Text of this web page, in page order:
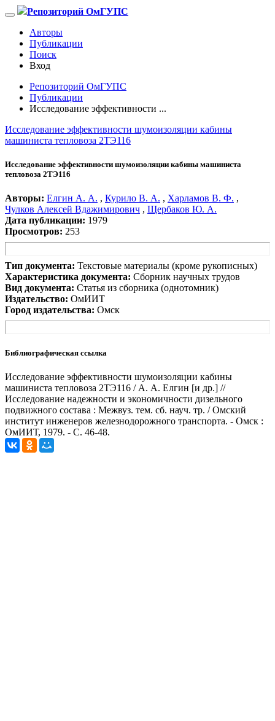
Репозиторий ОмГУПС
Авторы
Публикации
Поиск
Вход
Репозиторий ОмГУПС
Публикации
Исследование эффективности ...
Исследование эффективности шумоизоляции кабины
машиниста тепловоза 2ТЭ116
Исследование эффективности шумоизоляции кабины машиниста
тепловоза 2ТЭ116
Авторы: Елгин А. А. , Курило В. А. , Харламов В. Ф. ,
Чулков Алексей Вдажимирович , Щербаков Ю. А.
Дата публикации: 1979
Просмотров: 253
Тип документа: Текстовые материалы (кроме рукописных)
Характеристика документа: Сборник научных трудов
Вид документа: Статья из сборника (однотомник)
Издательство: ОмИИТ
Город издательства: Омск
Библиографическая ссылка
Исследование эффективности шумоизоляции кабины
машиниста тепловоза 2ТЭ116 / А. А. Елгин [и др.] //
Исследование надежности и экономичности дизельного
подвижного состава : Межвуз. тем. сб. науч. тр. / Омский
институт инженеров железнодорожного транспорта. - Омск :
ОмИИТ, 1979. - С. 46-48.